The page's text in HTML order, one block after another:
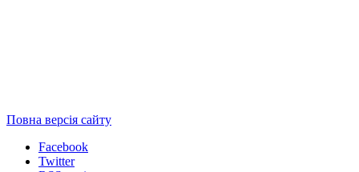
Повна версія сайту
Facebook
Twitter